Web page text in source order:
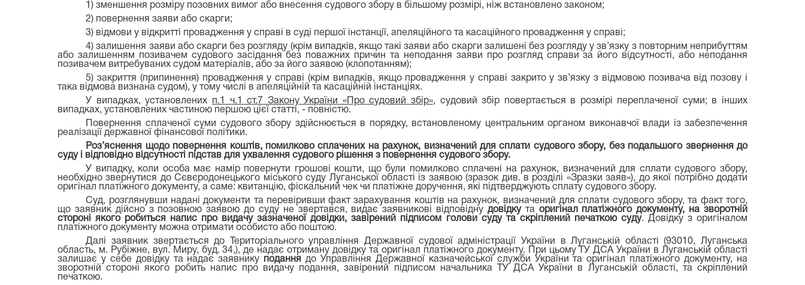
1) зменшення розміру позовних вимог або внесення судового збору в більшому розмірі, ніж встановлено законом;
2) повернення заяви або скарги;
3) відмови у відкритті провадження у справі в суді першої інстанції, апеляційного та касаційного провадження у справі;
4) залишення заяви або скарги без розгляду (крім випадків, якщо такі заяви або скарги залишені без розгляду у зв’язку з повторним неприбуттям
або залишенням позивачем судового засідання без поважних причин та неподання заяви про розгляд справи за його відсутності, або неподання
позивачем витребуваних судом матеріалів, або за його заявою (клопотанням);
5) закриття (припинення) провадження у справі (крім випадків, якщо провадження у справі закрито у зв’язку з відмовою позивача від позову і
така відмова визнана судом), у тому числі в апеляційній та касаційній інстанціях.
У випадках, установлених п.1 ч.1 ст.7 Закону України «Про судовий збір», судовий збір повертається в розмірі переплаченої суми; в інших
випадках, установлених частиною першою цієї статті, - повністю.
Повернення сплаченої суми судового збору здійснюється в порядку, встановленому центральним органом виконавчої влади із забезпечення
реалізації державної фінансової політики.
Роз’яснення щодо повернення коштів, помилково сплачених на рахунок, визначений для сплати судового збору, без подальшого звернення до
суду і відповідно відсутності підстав для ухвалення судового рішення з повернення судового збору.
У випадку, коли особа має намір повернути грошові кошти, що були помилково сплачені на рахунок, визначений для сплати судового збору,
необхідно звернутися до Сєвєродонецького міського суду Луганської області із заявою (зразок див. в розділі «Зразки заяв»), до якої потрібно додати
оригінал платіжного документу, а саме: квитанцію, фіскальний чек чи платіжне доручення, які підтверджують сплату судового збору.
Суд, розглянувши надані документи та перевіривши факт зарахування коштів на рахунок, визначений для сплати судового збору, та факт того,
що заявник дійсно з позовною заявою до суду не звертався, видає заявникові відповідну довідку та оригінал платіжного документу, на зворотній
стороні якого робиться напис про видачу зазначеної довідки, завірений підписом голови суду та скріплений печаткою суду. Довідку з оригіналом
платіжного документу можна отримати особисто або поштою.
Далі заявник звертається до Територіального управління Державної судової адміністрації України в Луганській області (93010, Луганська
область, м. Рубіжне, вул. Миру, буд. 34,), де надає отриману довідку та оригінал платіжного документу. При цьому ТУ ДСА України в Луганській області
залишає у себе довідку та надає заявнику поданнядо Управління Державної казначейської служби України та оригінал платіжного документу, на
зворотній стороні якого робить напис про видачу подання, завірений підписом начальника ТУ ДСА України в Луганській області, та скріплений
печаткою.